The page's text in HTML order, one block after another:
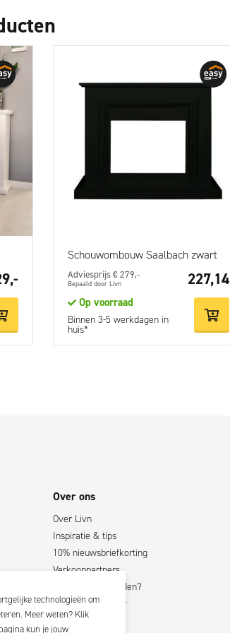
Schouwombouw Saalbach zwart
Adviesprijs € 279,-
Bepaald door Livn 227,14
Op voorraad
Binnen 3-5 werkdagen in
huis*
Over ons
Over Livn
Inspiratie & tips
10% nieuwsbriefkorting
Verkooppartners
Verkooppunt worden?
Word Livnfluencer
technologieën om
Meer weten? Klik
kun je jouw